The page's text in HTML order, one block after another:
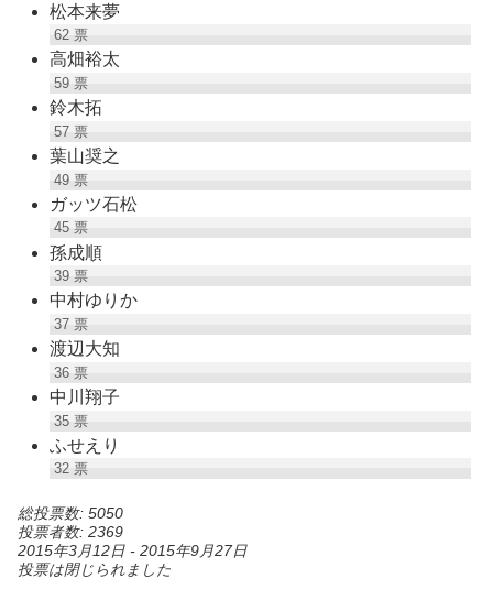
松本来夢
62票
高畑裕太
59票
鈴木拓
57票
葉山奨之
49票
ガッツ石松
45票
孫成順
39票
中村ゆりか
37票
渡辺大知
36票
中川翔子
35票
ふせえり
32票
総投票数: 5050
投票者数: 2369
2015年3月12日 - 2015年9月27日
投票は閉じられました